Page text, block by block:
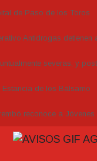
de Paso de los Toros
Antidrogas
severas, y
de los Bálsamo
reconoce a